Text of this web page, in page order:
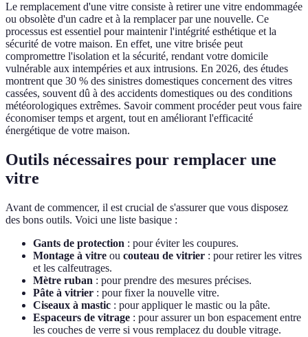
Le remplacement d'une vitre consiste à retirer une vitre endommagée
ou obsolète d'un cadre et à la remplacer par une nouvelle. Ce
processus est essentiel pour maintenir l'intégrité esthétique et la
sécurité de votre maison. En effet, une vitre brisée peut
compromettre l'isolation et la sécurité, rendant votre domicile
vulnérable aux intempéries et aux intrusions. En 2026, des études
montrent que 30 % des sinistres domestiques concernent des vitres
cassées, souvent dû à des accidents domestiques ou des conditions
météorologiques extrêmes. Savoir comment procéder peut vous faire
économiser temps et argent, tout en améliorant l'efficacité
énergétique de votre maison.
Outils nécessaires pour remplacer une
vitre
Avant de commencer, il est crucial de s'assurer que vous disposez
des bons outils. Voici une liste basique :
Gants de protection : pour éviter les coupures.
Montage à vitre ou couteau de vitrier : pour retirer les vitres
et les calfeutrages.
Mètre ruban : pour prendre des mesures précises.
Pâte à vitrier : pour fixer la nouvelle vitre.
Ciseaux à mastic : pour appliquer le mastic ou la pâte.
Espaceurs de vitrage : pour assurer un bon espacement entre
les couches de verre si vous remplacez du double vitrage.